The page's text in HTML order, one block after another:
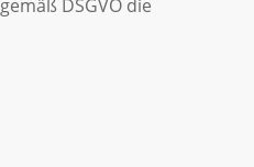
DSGVO die